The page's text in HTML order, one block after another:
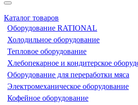
Каталог товаров
Оборудование RATIONAL
Холодильное оборудование
Тепловое оборудование
Хлебопекарное и кондитерское
Оборудование для переработки мяса
Электромеханическое оборудование
Кофейное оборудование